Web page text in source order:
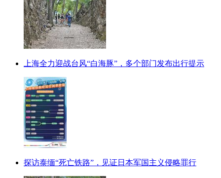
上海全力迎战台风“白海豚”，多个部门发布出行提示
探访泰缅“死亡铁路”，见证日本军国主义侵略罪行